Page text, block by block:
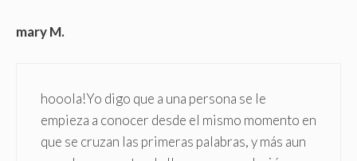
mary M.
hooola!Yo digo que a una persona se le
empieza a conocer desde el mismo momento en
que se cruzan las primeras palabras, y más aun